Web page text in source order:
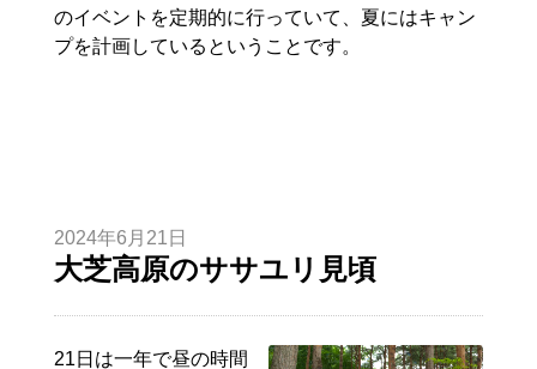
のイベントを定期的に行っていて、夏にはキャン
プを計画しているということです。
2024年6月21日
大芝高原のササユリ見頃
21日は一年で昼の時間